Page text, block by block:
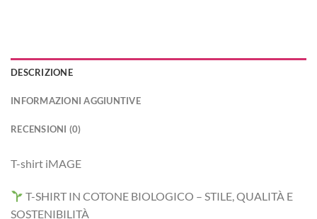
DESCRIZIONE
INFORMAZIONI AGGIUNTIVE
RECENSIONI (0)
T-shirt iMAGE
T-SHIRT IN COTONE BIOLOGICO – STILE, QUALITÀ E
SOSTENIBILITÀ